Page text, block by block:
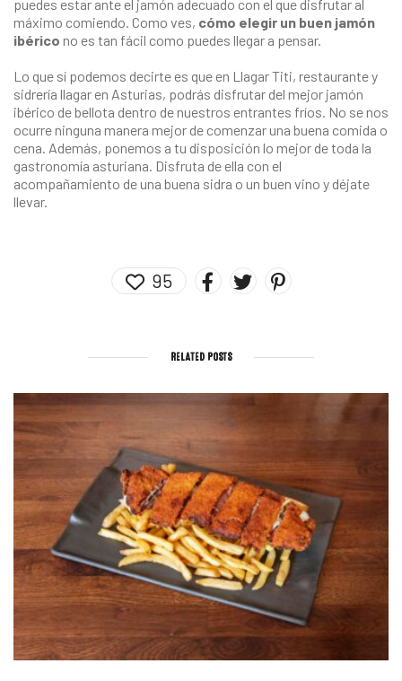
puedes estar ante el jamón adecuado con el que disfrutar al
máximo comiendo. Como ves, cómo elegir un buen jamón
ibérico no es tan fácil como puedes llegar a pensar.
Lo que sí podemos decirte es que en Llagar Titi, restaurante y
sidrería llagar en Asturias, podrás disfrutar del mejor jamón
ibérico de bellota dentro de nuestros entrantes fríos. No se nos
ocurre ninguna manera mejor de comenzar una buena comida o
cena. Además, ponemos a tu disposición lo mejor de toda la
gastronomía asturiana. Disfruta de ella con el
acompañamiento de una buena sidra o un buen vino y déjate
llevar.
95
RELATED POSTS